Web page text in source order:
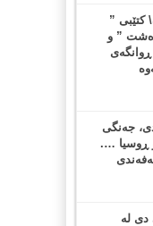
كتێبی ”
” و
ڕوانگه‌ی
جەنگی
ڕوسیا ….
دی له‌